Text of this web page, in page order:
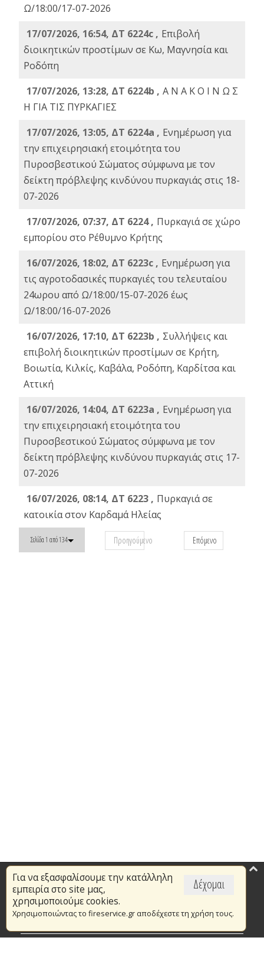
Ω/18:00/17-07-2026
17/07/2026, 16:54, ΔΤ 6224c , Επιβολή
διοικητικών προστίμων σε Κω, Μαγνησία και
Ροδόπη
17/07/2026, 13:28, ΔΤ 6224b , Α Ν Α Κ Ο Ι Ν Ω Σ
Η ΓΙΑ ΤΙΣ ΠΥΡΚΑΓΙΕΣ
17/07/2026, 13:05, ΔΤ 6224a , Ενημέρωση για
την επιχειρησιακή ετοιμότητα του
Πυροσβεστικού Σώματος σύμφωνα με τον
δείκτη πρόβλεψης κινδύνου πυρκαγιάς στις 18-
07-2026
17/07/2026, 07:37, ΔΤ 6224 , Πυρκαγιά σε χώρο
εμπορίου στο Ρέθυμνο Κρήτης
16/07/2026, 18:02, ΔΤ 6223c , Ενημέρωση για
τις αγροτοδασικές πυρκαγιές του τελευταίου
24ωρου από Ω/18:00/15-07-2026 έως
Ω/18:00/16-07-2026
16/07/2026, 17:10, ΔΤ 6223b , Συλλήψεις και
επιβολή διοικητικών προστίμων σε Κρήτη,
Βοιωτία, Κιλκίς, Καβάλα, Ροδόπη, Καρδίτσα και
Αττική
16/07/2026, 14:04, ΔΤ 6223a , Ενημέρωση για
την επιχειρησιακή ετοιμότητα του
Πυροσβεστικού Σώματος σύμφωνα με τον
δείκτη πρόβλεψης κινδύνου πυρκαγιάς στις 17-
07-2026
16/07/2026, 08:14, ΔΤ 6223 , Πυρκαγιά σε
κατοικία στον Καρδαμά Ηλείας
Σελίδα 1 από 134 Προηγούμενο Επόμενο
Δέχομαι
Για να εξασφαλίσουμε την κατάλληλη
εμπειρία στο site μας,
χρησιμοποιούμε cookies.
Χρησιμοποιώντας το fireservice.gr αποδέχεστε τη χρήση τους.
Επικαιρότητα
Το Πυροσβεστικό Σώμα